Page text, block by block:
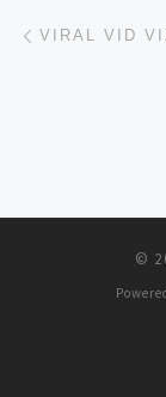
文章导航
VIRAL VID
©